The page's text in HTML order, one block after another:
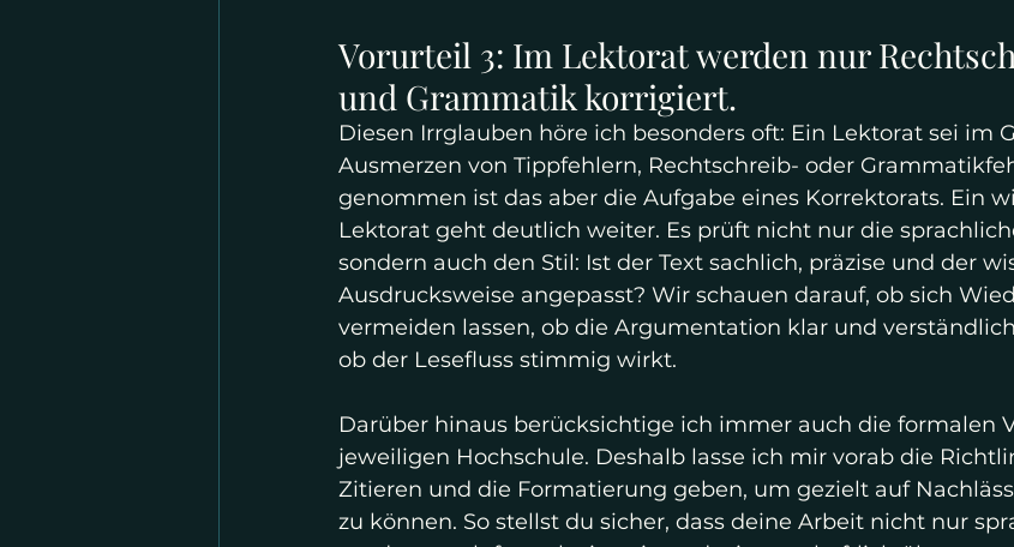
Vorurteil 3: Im Lektorat werden nur
und Grammatik korrigiert.
Diesen Irrglauben höre ich besonders oft: Ein Lektorat sei im
Ausmerzen von Tippfehlern, Rechtschreib- oder
genommen ist das aber die Aufgabe eines Korrektorats. Ein
Lektorat geht deutlich weiter. Es prüft nicht nur die
sondern auch den Stil: Ist der Text sachlich, präzise und der
Ausdrucksweise angepasst? Wir schauen darauf, ob sich
vermeiden lassen, ob die Argumentation klar und
ob der Lesefluss stimmig wirkt.
Darüber hinaus berücksichtige ich immer auch die formalen
jeweiligen Hochschule. Deshalb lasse ich mir vorab die
Zitieren und die Formatierung geben, um gezielt auf
zu können. So stellst du sicher, dass deine Arbeit nicht nur